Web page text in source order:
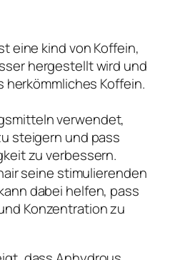
eine kind von Koffein,
hergestellt wird und
Koffein.
verwendet,
steigern und pass
zu verbessern.
seine stimulierenden
dabei helfen, pass
Konzentration zu